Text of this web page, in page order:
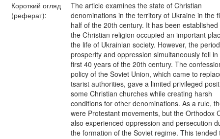
Короткий огляд
(реферат):
The article examines the state of Christian
denominations in the territory of Ukraine in the
half of the 20th century. It has been established
the Christian religion occupied an important
the life of Ukrainian society. However, the
prosperity and oppression simultaneously fell in
first 40 years of the 20th century. The
policy of the Soviet Union, which came to
tsarist authorities, gave a limited privileged
some Christian churches while creating harsh
conditions for other denominations. As a rule,
were Protestant movements, but the Orthodox
also experienced oppression and persecution
the formation of the Soviet regime. This tended